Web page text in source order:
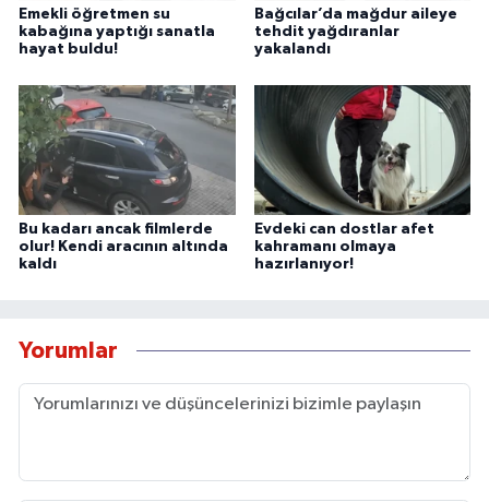
Emekli öğretmen su
kabağına yaptığı sanatla
hayat buldu!
Bağcılar’da mağdur aileye
tehdit yağdıranlar
yakalandı
Bu kadarı ancak filmlerde
olur! Kendi aracının altında
kaldı
Evdeki can dostlar afet
kahramanı olmaya
hazırlanıyor!
Yorumlar